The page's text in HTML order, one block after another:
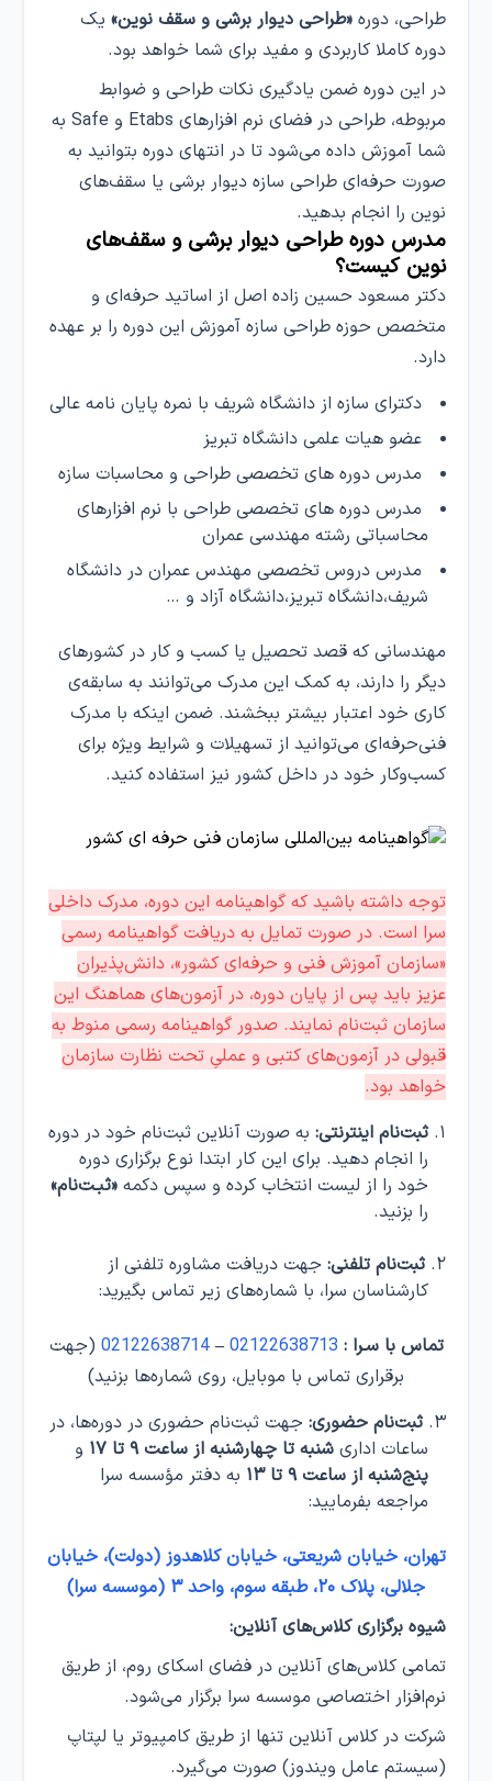
طراحی، دوره«طراحی دیوار برشی و سقف نوین» یک
دوره کاملا کاربردی و مفید برای شما خواهد بود.
در این دوره ضمن یادگیری نکات طراحی و ضوابط
مربوطه، طراحی در فضای نرم افزارهای Etabs و Safe به
شما آموزش داده می‌شود تا در انتهای دوره بتوانید به
صورت حرفه‌ای طراحی سازه دیوار برشی یا سقف‌های
نوین را انجام بدهید.
مدرس دوره طراحی دیوار برشی و سقف‌های
نوین کیست؟
دکتر مسعود حسین زاده اصل از اساتید حرفه‌ای و
متخصص حوزه طراحی سازه آموزش این دوره را بر عهده
دارد.
دکترای سازه از دانشگاه شریف با نمره پایان نامه عالی
عضو هیات علمی دانشگاه تبریز
مدرس دوره های تخصصی طراحی و محاسبات سازه
مدرس دوره های تخصصی طراحی با نرم افزارهای
محاسباتی رشته مهندسی عمران
مدرس دروس تخصصی مهندس عمران در دانشگاه
شریف،دانشگاه تبریز،دانشگاه آزاد و …
مهندسانی که قصد تحصیل یا کسب و کار در کشورهای
دیگر را دارند، به کمک این مدرک می‌توانند به سابقه‌ی
کاری خود اعتبار بیشتر ببخشند. ضمن اینکه با مدرک
فنی‌حرفه‌ای می‌توانید از تسهیلات و شرایط ویژه برای
کسب‌و‌کار خود در داخل کشور نیز استفاده کنید.
توجه داشته باشید که گواهینامه این دوره، مدرک داخلی
سرا است. در صورت تمایل به دریافت گواهینامه رسمی
«سازمان آموزش فنی و حرفه‌ای کشور»، دانش‌پذیران
عزیز باید پس از پایان دوره، در آزمون‌های هماهنگ این
سازمان ثبت‌نام نمایند. صدور گواهینامه رسمی منوط به
قبولی در آزمون‌های کتبی و عملیِ تحت نظارت سازمان
خواهد بود.
ثبت‌نام اینترنتی: به صورت آنلاین ثبت‌نام خود در دوره
را انجام دهید. برای این کار ابتدا نوع برگزاری دوره
خود را از لیست انتخاب کرده و سپس دکمه«ثبـت‌نام»
را بزنید.
ثبت‌نام تلفنی: جهت دریافت مشاوره تلفنی از
کارشناسان سرا، با شماره‌های زیر تماس بگیرید:
تماس با سـرا : 02122638713
–
02122638714 (جهت
برقراری تماس با موبایل، روی شماره‌ها بزنید)
ثبت‌نام حضوری: جهت ثبت‌نام حضوری در دوره‌ها، در
ساعات اداریشنبه تا چهارشنبه از ساعت ۹ تا ۱۷
و
پنج‌شنبه از ساعت ۹ تا ۱۳
به دفتر مؤسسه سرا
مراجعه بفرمایید:
تهران، خیابان شریعتی، خیابان کلاهدوز (دولت)، خیابان
جلالی، پلاک ۲۰، طبقه سوم، واحد ۳ (موسسه سرا)
شیوه برگزاری کلاس‌های آنلاین:
تمامی کلاس‌های آنلاین در فضای اسکای روم، از طریق
نرم‌افزار اختصاصی موسسه سرا برگزار می‌شود.
شرکت در کلاس‌ آنلاین تنها از طریق کامپیوتر یا لپتاپ
(سیستم عامل ویندوز) صورت می‌گیرد.